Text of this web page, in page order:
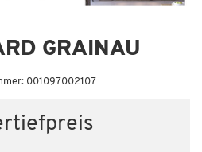
GRAINAU
001097002107